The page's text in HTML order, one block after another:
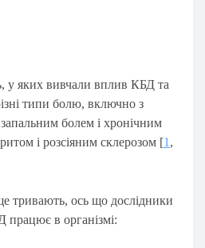
у яких вивчали вплив КБД та
типи болю, включно з
болем і хронічним
і розсіяним склерозом [1 ,
тривають, ось що дослідники
працює в організмі: